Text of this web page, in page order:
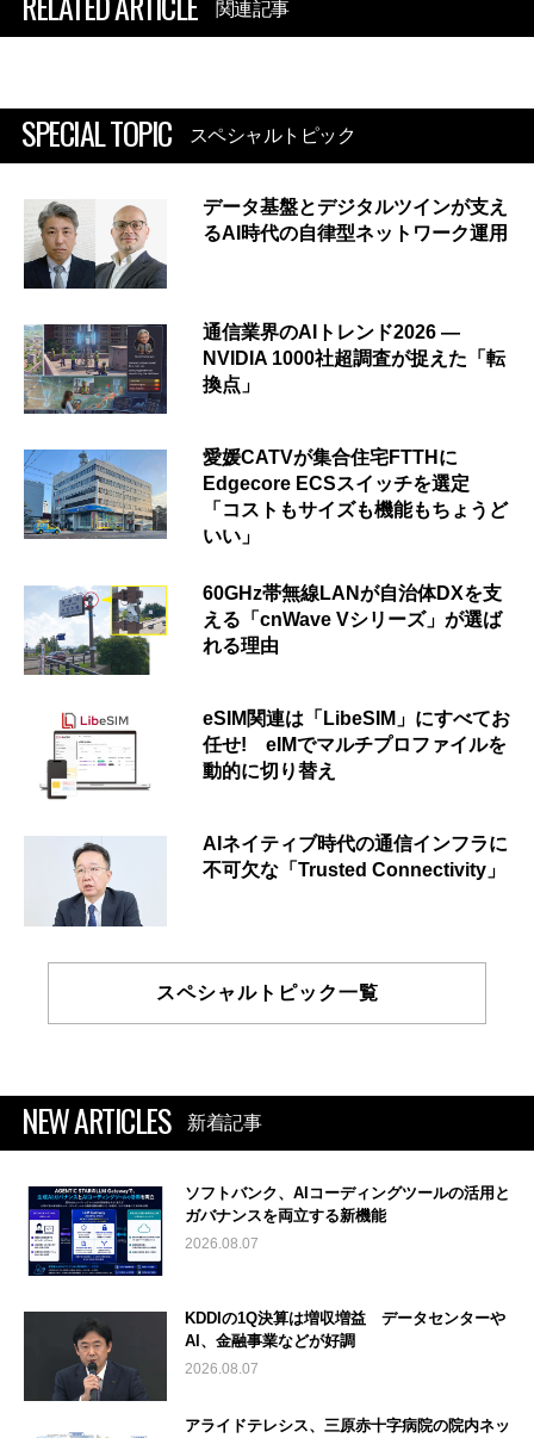
関連記事
SPECIAL TOPIC スペシャルトピック
データ基盤とデジタルツインが支え
るAI時代の自律型ネットワーク運用
通信業界のAIトレンド2026 ―
NVIDIA 1000社超調査が捉えた「転
換点」
愛媛CATVが集合住宅FTTHに
Edgecore ECSスイッチを選定
「コストもサイズも機能もちょうど
いい」
60GHz帯無線LANが自治体DXを支
える「cnWave Vシリーズ」が選ば
れる理由
eSIM関連は「LibeSIM」にすべてお
任せ! eIMでマルチプロファイルを
動的に切り替え
AIネイティブ時代の通信インフラに
不可欠な「Trusted Connectivity」
スペシャルトピック一覧
NEW ARTICLES 新着記事
ソフトバンク、AIコーディングツールの活用と
ガバナンスを両立する新機能
2026.08.07
KDDIの1Q決算は増収増益 データセンターや
AI、金融事業などが好調
2026.08.07
アライドテレシス、三原赤十字病院の院内ネッ